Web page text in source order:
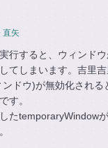
直矢
行すると、ウィンド
てしまいます。吉里
ドウ)が無効化される
す。
たtemporaryWindow